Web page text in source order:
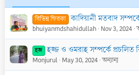
বিভিন্ন ফিরকা কাদিয়ানী মতবাদ
bhuiyanmdshahidullah Nov 3, 2024
হজ হজ্জ ও ওমরাহ সম্পর্কে
Monjurul May 30, 2024 অন্যান্য